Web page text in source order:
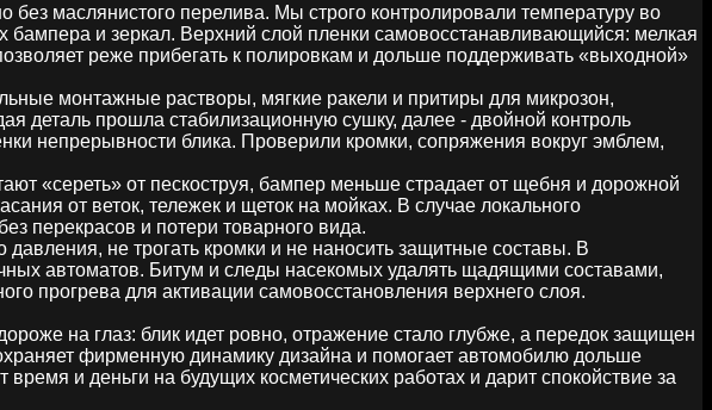
маслянистого перелива. Мы строго контролировали температуру во
бампера и зеркал. Верхний слой пленки самовосстанавливающийся: мелкая
реже прибегать к полировкам и дольше поддерживать «выходной»
монтажные растворы, мягкие ракели и притиры для микрозон,
деталь прошла стабилизационную сушку, далее - двойной контроль
непрерывности блика. Проверили кромки, сопряжения вокруг эмблем,
«сереть» от пескоструя, бампер меньше страдает от щебня и дорожной
от веток, тележек и щеток на мойках. В случае локального
перекрасов и потери товарного вида.
не трогать кромки и не наносить защитные составы. В
автоматов. Битум и следы насекомых удалять щадящими составами,
прогрева для активации самовосстановления верхнего слоя.
на глаз: блик идет ровно, отражение стало глубже, а передок защищен
фирменную динамику дизайна и помогает автомобилю дольше
и деньги на будущих косметических работах и дарит спокойствие за